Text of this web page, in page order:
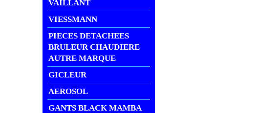
VAILLANT
VIESSMANN
PIECES DETACHEES
BRULEUR CHAUDIERE
AUTRE MARQUE
GICLEUR
AEROSOL
GANTS BLACK MAMBA